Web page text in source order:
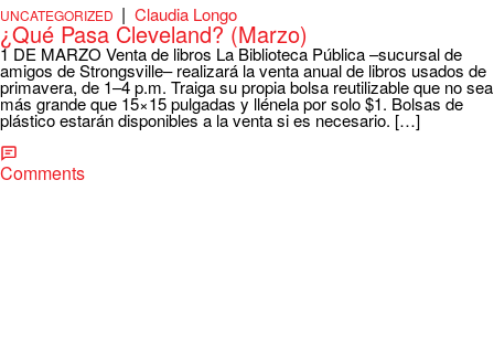
UNCATEGORIZED | Claudia Longo
¿Qué Pasa Cleveland? (Marzo)
1 DE MARZO Venta de libros La Biblioteca Pública –sucursal de
amigos de Strongsville– realizará la venta anual de libros usados de
primavera, de 1–4 p.m. Traiga su propia bolsa reutilizable que no sea
más grande que 15×15 pulgadas y llénela por solo $1. Bolsas de
plástico estarán disponibles a la venta si es necesario. […]
Comments